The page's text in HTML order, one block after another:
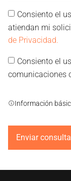
Consiento el
atiendan mi
de Privacidad.
Consiento el
comunicaciones
Información
Enviar consulta